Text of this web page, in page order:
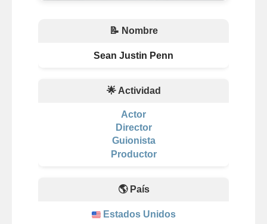
📝 Nombre
Sean Justin Penn
🌟 Actividad
Actor
Director
Guionista
Productor
🌎 País
Estados Unidos